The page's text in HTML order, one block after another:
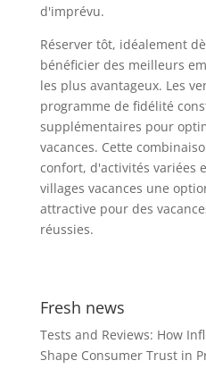
d'imprévu.
Réserver tôt, idéalement
bénéficier des meilleurs
les plus avantageux. Les
programme de fidélité
supplémentaires pour
vacances. Cette
confort, d'activités variées
villages vacances une
attractive pour des
réussies.
Fresh news
Tests and Reviews: How
Shape Consumer Trust in